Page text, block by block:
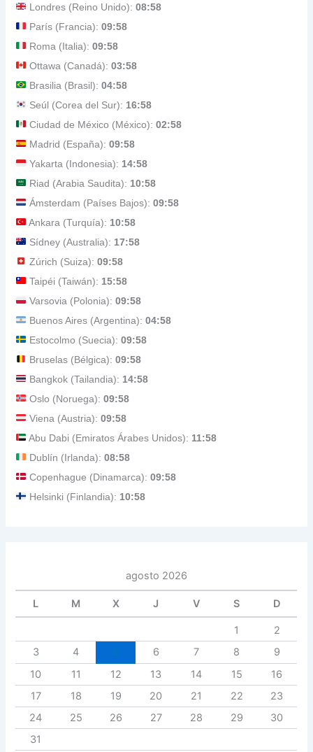
Londres (Reino Unido):08:58
París (Francia):09:58
Roma (Italia):09:58
Ottawa (Canadá):03:58
Brasilia (Brasil):04:58
Seúl (Corea del Sur): 16:58
Ciudad de México (México):02:58
Madrid (España):09:58
Yakarta (Indonesia): 14:58
Riad (Arabia Saudita): 10:58
Ámsterdam (Países Bajos):09:58
Ankara (Turquía): 10:58
Sídney (Australia): 17:58
Zúrich (Suiza):09:58
Taipéi (Taiwán): 15:58
Varsovia (Polonia):09:58
Buenos Aires (Argentina):04:58
Estocolmo (Suecia):09:58
Bruselas (Bélgica):09:58
Bangkok (Tailandia): 14:58
Oslo (Noruega):09:58
Viena (Austria):09:58
Abu Dabi (Emiratos Árabes Unidos): 11:58
Dublín (Irlanda):08:58
Copenhague (Dinamarca):09:58
Helsinki (Finlandia): 10:58
agosto 2026
L M X J V S D
1
2
3
4 6 7 8
9
10
11 12 13 14 15
16
17
18 19 20 21 22
23
24
25 26 27 28 29
30
31